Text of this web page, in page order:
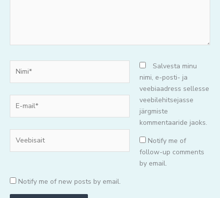
mail*
Salvesta minu
nimi, e-posti- ja
veebiaadress sellesse
veebilehitsejasse
järgmiste
kommentaaride jaoks.
Notify me of
follow-up comments
by email.
Notify me of new posts by email.